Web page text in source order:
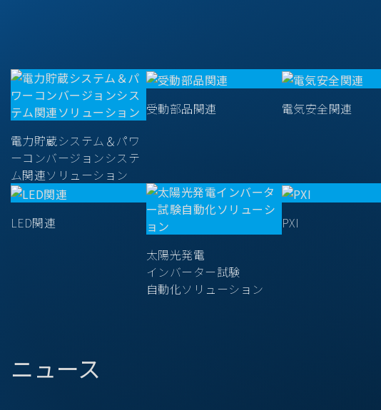
電力貯蔵システム＆パワ
ーコンバージョンシステ
ム関連ソリューション
受動部品関連
電気安全関連
LED関連
太陽光発電
インバーター試験
自動化ソリューション
PXI
ニュース